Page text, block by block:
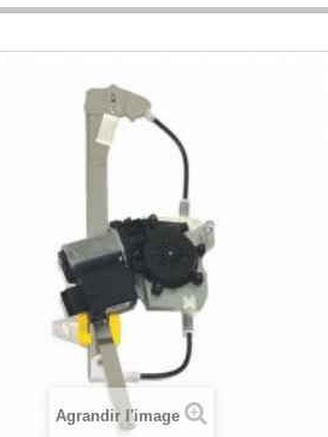
Agrandir l'image